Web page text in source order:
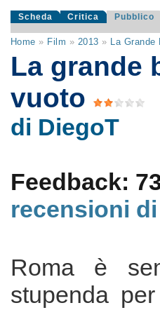
Scheda Critica Pubblico
Home » Film » 2013 » La Grande
La grande
vuoto
di DiegoT
Feedback:
recensioni
Roma è
stupenda